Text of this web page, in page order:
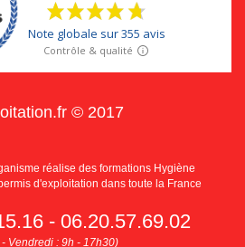
© 2017
réalise des formations Hygiène
d'exploitation dans toute la France
- 06.20.57.69.02
Vendredi : 9h - 17h30)